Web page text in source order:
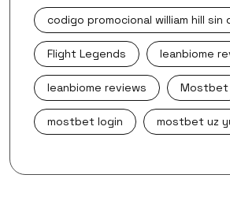
codigo promocional william hill sin
Flight Legends leanbiome
leanbiome reviews Mostbet
mostbet login mostbet uz